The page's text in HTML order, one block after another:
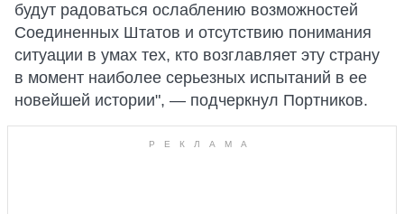
будут радоваться ослаблению возможностей
Соединенных Штатов и отсутствию понимания
ситуации в умах тех, кто возглавляет эту страну
в момент наиболее серьезных испытаний в ее
новейшей истории", — подчеркнул Портников.